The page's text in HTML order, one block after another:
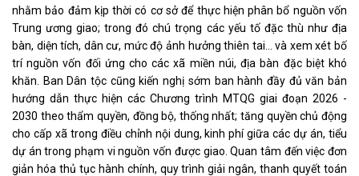
nhằm bảo đảm kịp thời có cơ sở để thực hiện phân bổ nguồn vốn
Trung ương giao; trong đó chú trọng các yếu tố đặc thù như địa
bàn, diện tích, dân cư, mức độ ảnh hưởng thiên tai... và xem xét bố
trí nguồn vốn đối ứng cho các xã miền núi, địa bàn đặc biệt khó
khăn. Ban Dân tộc cũng kiến nghị sớm ban hành đầy đủ văn bản
hướng dẫn thực hiện các Chương trình MTQG giai đoạn 2026 -
2030 theo thẩm quyền, đồng bộ, thống nhất; tăng quyền chủ động
cho cấp xã trong điều chỉnh nội dung, kinh phí giữa các dự án, tiểu
dự án trong phạm vi nguồn vốn được giao. Quan tâm đến việc đơn
giản hóa thủ tục hành chính, quy trình giải ngân, thanh quyết toán